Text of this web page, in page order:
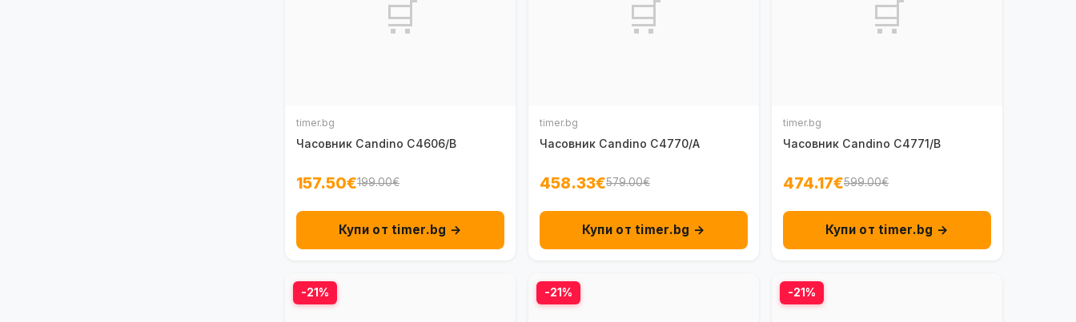
🛒
timer.bg
Часовник Candino C4606/B
157.50€199.00€
Купи от timer.bg →
🛒
timer.bg
Часовник Candino C4770/A
458.33€579.00€
Купи от timer.bg →
🛒
timer.bg
Часовник Candino C4771/B
474.17€599.00€
Купи от timer.bg →
-21% -21% -21%